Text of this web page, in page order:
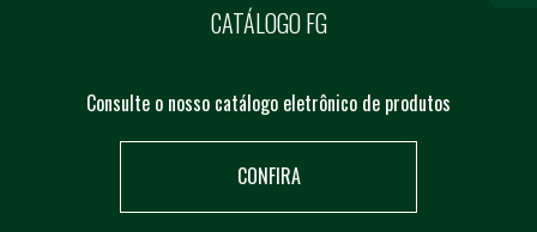
CATÁLOGO FG
Consulte o nosso catálogo eletrônico de produtos
CONFIRA